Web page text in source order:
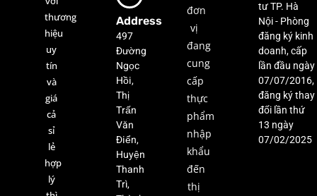
thương
hiệu
uy
tín
và
giá
cả
sỉ
lẻ
hợp
lý
Address
497
Đường
Ngọc
Hồi,
Thị
Trấn
Văn
Điển,
Huyện
Thanh
Trì,
đơn
vị
đang
cung
cấp
thực
phẩm
nhập
khẩu
đến
thị
tư TP. Hà
Nội - Phòng
đăng ký kinh
doanh, cấp
lần đầu ngày
07/07/2016,
đăng ký thay
đổi lần thứ
13 ngày
07/02/2025